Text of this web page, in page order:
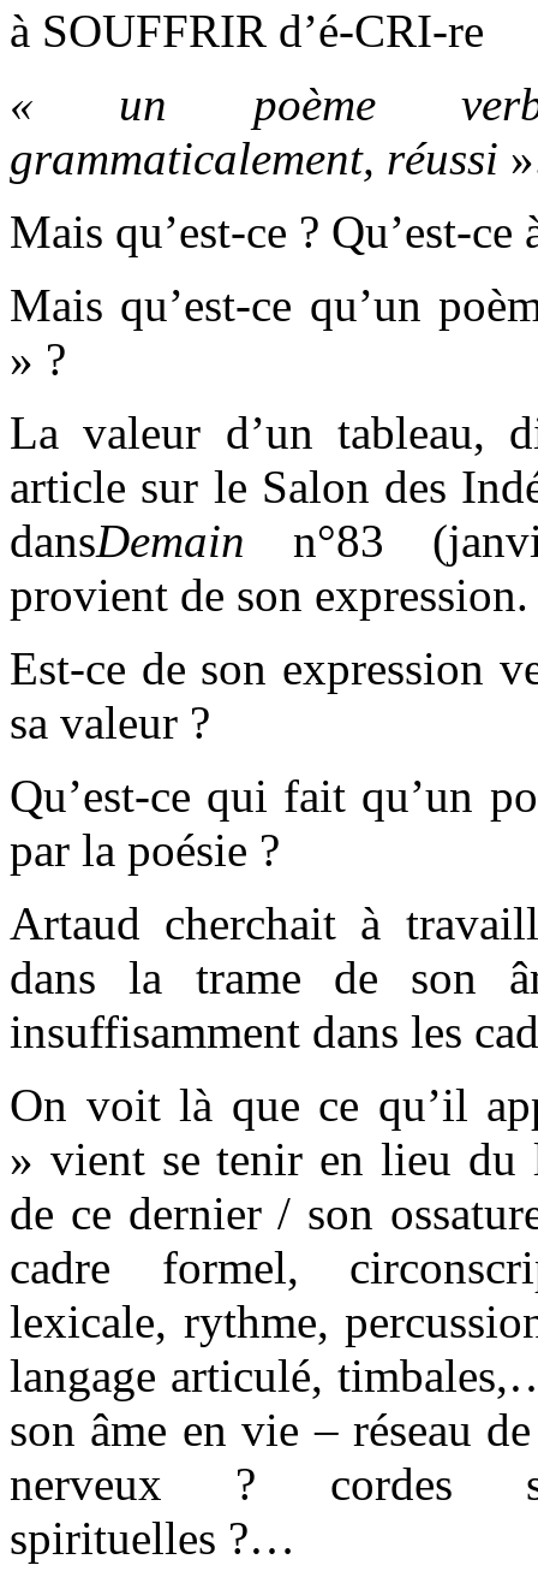
à SOUFFRIR d’é-CRI-re
« un poème
grammaticalement, réussi
Mais qu’est-ce ? Qu’est-ce
Mais qu’est-ce qu’un
» ?
La valeur d’un tableau,
article sur le Salon des
dansDemain n°83
provient de son expression.
Est-ce de son expression
sa valeur ?
Qu’est-ce qui fait qu’un
par la poésie ?
Artaud cherchait à
dans la trame de son
insuffisamment dans les
On voit là que ce qu’il
» vient se tenir en lieu du
de ce dernier / son
cadre formel,
lexicale, rythme,
langage articulé,
son âme en vie – réseau
nerveux ? cordes
spirituelles ?…